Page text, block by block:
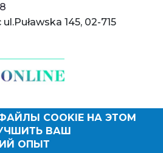
РФ
145, 02-715
COOKIE НА ЭТОМ
ВАШ
ОПЫТ